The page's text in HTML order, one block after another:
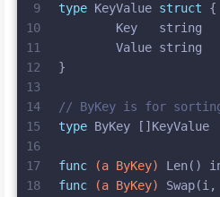
9
10
11
12
13
14
15
16
17
18
type KeyValue struct {
	Key
string
	Value
string
}
// ByKey is for
type ByKey []KeyValue
func (a ByKey) Len()
func
(a ByKey)